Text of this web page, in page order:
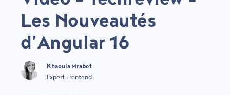
Les Nouveautés
d’Angular 16
Khaoula Mrabet
Expert Frontend